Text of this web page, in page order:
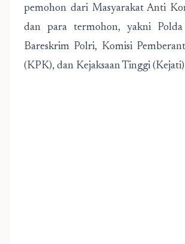
pemohon dari Masyarakat Anti
dan para termohon, yakni
Bareskrim Polri, Komisi
(KPK), dan Kejaksaan Tinggi